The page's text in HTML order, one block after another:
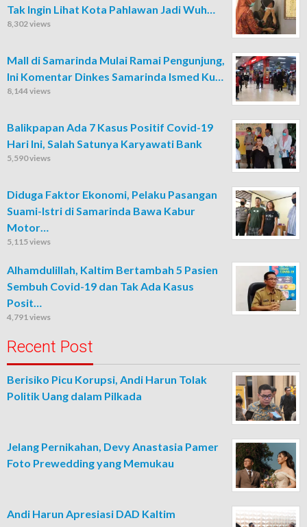
Tak Ingin Lihat Kota Pahlawan Jadi Wuh…
8,302 views
Mall di Samarinda Mulai Ramai Pengunjung,
Ini Komentar Dinkes Samarinda Ismed Ku…
8,144 views
Balikpapan Ada 7 Kasus Positif Covid-19
Hari Ini, Salah Satunya Karyawati Bank
5,590 views
Diduga Faktor Ekonomi, Pelaku Pasangan
Suami-Istri di Samarinda Bawa Kabur
Motor…
5,115 views
Alhamdulillah, Kaltim Bertambah 5 Pasien
Sembuh Covid-19 dan Tak Ada Kasus
Posit…
4,791 views
Recent Post
Berisiko Picu Korupsi, Andi Harun Tolak
Politik Uang dalam Pilkada
Jelang Pernikahan, Devy Anastasia Pamer
Foto Prewedding yang Memukau
Andi Harun Apresiasi DAD Kaltim